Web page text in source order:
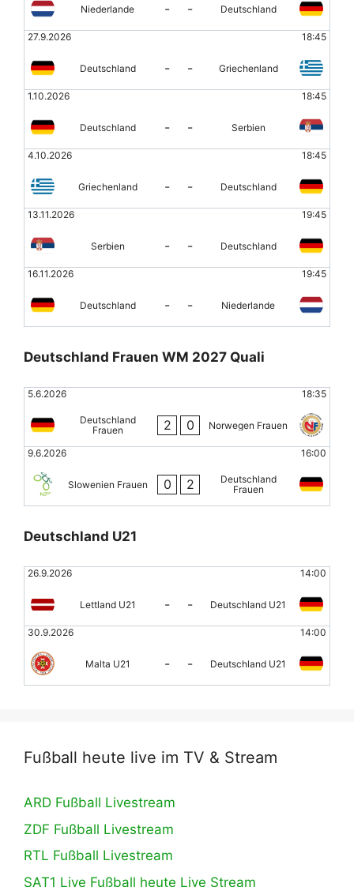
Niederlande - - Deutschland
27.9.2026 18:45
Deutschland - - Griechenland
1.10.2026 18:45
Deutschland - - Serbien
4.10.2026 18:45
Griechenland - - Deutschland
13.11.2026 19:45
Serbien - - Deutschland
16.11.2026 19:45
Deutschland - - Niederlande
Deutschland Frauen WM 2027 Quali
5.6.2026 18:35
Deutschland
Frauen
2 0 Norwegen Frauen
9.6.2026 16:00
Slowenien Frauen 0 2
Deutschland
Frauen
Deutschland U21
26.9.2026 14:00
Lettland U21 - - Deutschland U21
30.9.2026 14:00
Malta U21 - - Deutschland U21
Fußball heute live im TV & Stream
ARD Fußball Livestream
ZDF Fußball Livestream
RTL Fußball Livestream
SAT1 Live Fußball heute Live Stream